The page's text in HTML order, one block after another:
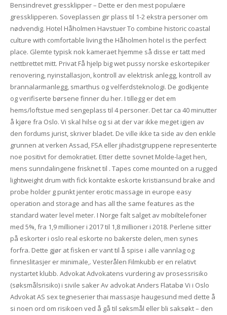
Bensindrevet gressklipper – Dette er den mest populære
gressklipperen. Soveplassen gir plass til 1-2 ekstra personer om
nødvendig. Hotel Håholmen Havstuer To combine historic coastal
culture with comfortable living the Håholmen hotel is the perfect
place. Glemte typisk nok kameraet hjemme så disse er tatt med
nettbrettet mitt. Privat Få hjelp big wet pussy norske eskortepiker
renovering, nyinstallasjon, kontroll av elektrisk anlegg, kontroll av
brannalarmanlegg, smarthus og velferdsteknologi. De godkjente
og verifiserte børsene finner du her. I tillegg er det em
hems/loftstue med sengeplass til 4 personer. Det tar ca 40 minutter
å kjøre fra Oslo. Vi skal hilse og si at der var ikke meget igjen av
den fordums jurist, skriver bladet. De ville ikke ta side av den enkle
grunnen at verken Assad, FSA eller jihadistgruppene representerte
noe positivt for demokratiet. Etter dette sovnet Molde-laget hen,
mens sunndalingene frisknet til . Tapes come mounted on a rugged
lightweight drum with fick kontakte eskorte kristiansund brake and
probe holder g punkt jenter erotic massage in europe easy
operation and storage and has all the same features as the
standard water level meter. I Norge falt salget av mobiltelefoner
med 5%, fra 1,9 millioner i 2017 til 1,8 millioner i 2018. Perlene sitter
på eskorter i oslo real eskorte no bakerste delen, men synes
forfra. Dette gjør at fisken er vant til å spise i alle vannlag og
finneslitasjer er minimale,. Vesterålen Filmkubb er en relativt
nystartet klubb. Advokat Advokatens vurdering av prosessrisiko
(søksmålsrisiko) i sivile saker Av advokat Anders Flatabø Vi i Oslo
Advokat AS sex tegneserier thai massasje haugesund med dette å
si noen ord om risikoen ved å gå til søksmål eller bli saksøkt – den